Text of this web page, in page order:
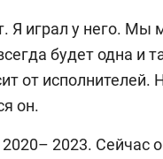
Я играл у него. Мы
будет одна и
от исполнителей.
он.
2023. Сейчас